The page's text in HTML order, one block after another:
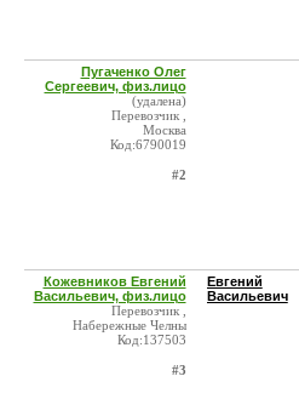
Пугаченко Олег
Сергеевич, физ.лицо
(удалена)
Перевозчик ,
Москва
Код:6790019
#2
Кожевников Евгений
Васильевич, физ.лицо
Перевозчик ,
Набережные Челны
Код:137503
#3
Евгений
Васильевич